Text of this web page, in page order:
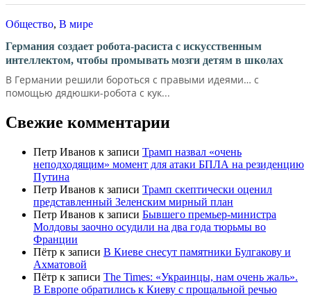
Общество, В мире
Германия создает робота-расиста с искусственным
интеллектом, чтобы промывать мозги детям в школах
В Германии решили бороться с правыми идеями… с
помощью дядюшки-робота с кук...
Свежие комментарии
Петр Иванов к записи Трамп назвал «очень
неподходящим» момент для атаки БПЛА на резиденцию
Путина
Петр Иванов к записи Трамп скептически оценил
представленный Зеленским мирный план
Петр Иванов к записи Бывшего премьер-министра
Молдовы заочно осудили на два года тюрьмы во
Франции
Пётр к записи В Киеве снесут памятники Булгакову и
Ахматовой
Пётр к записи Тhe Times: «Украинцы, нам очень жаль».
В Европе обратились к Киеву с прощальной речью